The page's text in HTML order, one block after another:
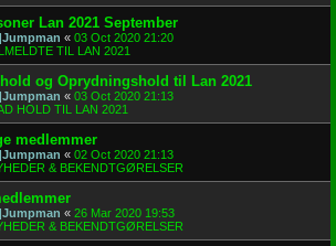
Lan 2021 September
« 03 Oct 2020 21:20
TIL LAN 2021
og Oprydningshold til Lan 2021
« 03 Oct 2020 21:13
HOLD TIL LAN 2021
medlemmer
« 02 Oct 2020 21:13
& BEKENDTGØRELSER
« 26 Mar 2020 19:53
& BEKENDTGØRELSER